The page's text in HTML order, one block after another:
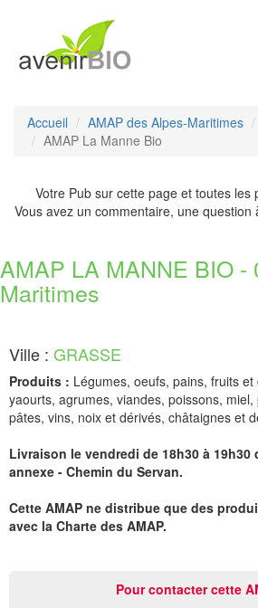
Accueil AMAP des Alpes-Maritimes
AMAP La Manne Bio
Votre Pub sur cette page et toutes les
Vous avez un commentaire, une question
AMAP LA MANNE BIO -
Maritimes
Ville : GRASSE
Produits : Légumes, oeufs, pains, fruits
yaourts, agrumes, viandes, poissons,
pâtes, vins, noix et dérivés, châtaignes et
Livraison le vendredi de 18h30 à 19h30
annexe - Chemin du Servan.
Cette AMAP ne distribue que des
avec la Charte des AMAP.
Pour contacter cette